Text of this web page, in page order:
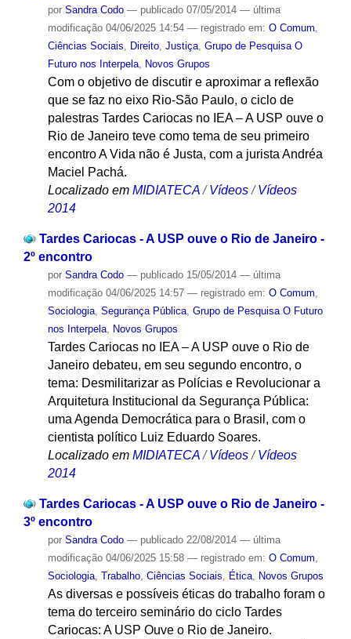
por Sandra Codo — publicado07/05/2014 — última
modificação04/06/2025 14:54 — registrado em: O Comum,
Ciências Sociais, Direito, Justiça, Grupo de Pesquisa O
Futuro nos Interpela, Novos Grupos
Com o objetivo de discutir e aproximar a reflexão
que se faz no eixo Rio-São Paulo, o ciclo de
palestras Tardes Cariocas no IEA – A USP ouve o
Rio de Janeiro teve como tema de seu primeiro
encontro A Vida não é Justa, com a jurista Andréa
Maciel Pachá.
Localizado em MIDIATECA / Vídeos / Vídeos
2014
Tardes Cariocas - A USP ouve o Rio de Janeiro -
2º encontro
por Sandra Codo — publicado15/05/2014 — última
modificação04/06/2025 14:57 — registrado em: O Comum,
Sociologia, Segurança Pública, Grupo de Pesquisa O Futuro
nos Interpela, Novos Grupos
Tardes Cariocas no IEA – A USP ouve o Rio de
Janeiro debateu, em seu segundo encontro, o
tema: Desmilitarizar as Polícias e Revolucionar a
Arquitetura Institucional da Segurança Pública:
uma Agenda Democrática para o Brasil, com o
cientista político Luiz Eduardo Soares.
Localizado em MIDIATECA /Vídeos /Vídeos
2014
Tardes Cariocas - A USP ouve o Rio de Janeiro -
3º encontro
por Sandra Codo — publicado22/08/2014 — última
modificação04/06/2025 15:58 — registrado em: O Comum
Sociologia, Trabalho, Ciências Sociais Ética, Novos Grupos
As diversas e possíveis éticas do trabalho foram o
tema do terceiro seminário do ciclo Tardes
Cariocas: A USP Ouve o Rio de Janeiro.